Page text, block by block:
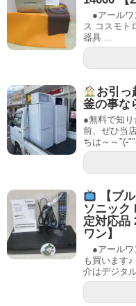
●アールワ
ス コスモト
器具 ...
お引っ
釜の事な
●無料で知
前、ぜひ当
ちは～～"(-
【ブ
ソニック
定対応品
ワン】
●アールワ
も買います
介はデジタ